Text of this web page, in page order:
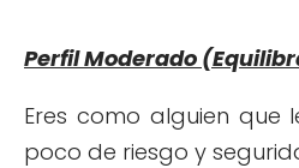
Perfil Moderado
Eres como alguien que
poco de riesgo y